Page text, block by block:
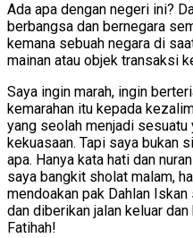
Ada apa dengan negeri ini?
berbangsa dan bernegara
kemana sebuah negara di
mainan atau objek transaksi
Saya ingin marah, ingin
kemarahan itu kepada
yang seolah menjadi sesuatu
kekuasaan. Tapi saya bukan
apa. Hanya kata hati dan
saya bangkit sholat malam,
mendoakan pak Dahlan
dan diberikan jalan keluar
Fatihah!